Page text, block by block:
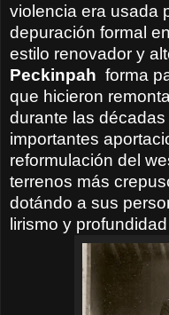
violencia era usada
depuración formal
estilo renovador y
Peckinpah forma
que hicieron
durante las
importantes
reformulación del
terrenos más
dotándo a sus
lirismo y